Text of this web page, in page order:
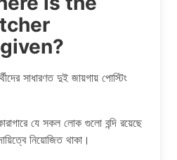
সাধারণত দুই জায়গায় পোস্টিং
যে সকল লোক গুলো বন্দি রয়েছে
নিয়োজিত থাকা।